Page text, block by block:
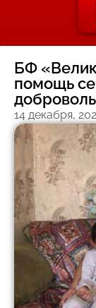
БФ
помощь
14 декабря,